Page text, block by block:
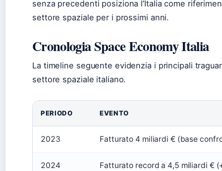
senza precedenti posiziona l’Italia come
settore spaziale per i prossimi anni.
Cronologia Space Economy Italia
La timeline seguente evidenzia i principali
settore spaziale italiano.
PERIODO EVENTO
2023 Fatturato 4 miliardi € (base
2024 Fatturato record a 4,5 miliardi €